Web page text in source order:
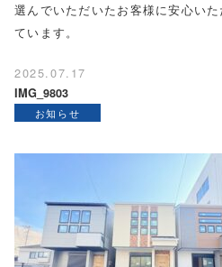
選んでいただいたお客様に安心い
ています。
2025.07.17
IMG_9803
お知らせ